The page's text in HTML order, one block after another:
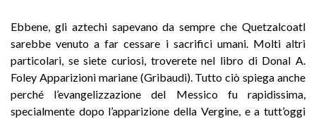
Ebbene, gli aztechi sapevano da sempre che Quetzalcoatl
sarebbe venuto a far cessare i sacrifici umani. Molti altri
particolari, se siete curiosi, troverete nel libro di Donal A.
Foley Apparizioni mariane (Gribaudi). Tutto ciò spiega anche
perché l’evangelizzazione del Messico fu rapidissima,
specialmente dopo l’apparizione della Vergine, e a tutt’oggi